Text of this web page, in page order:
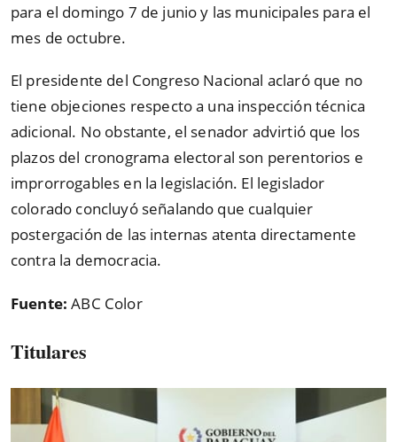
para el domingo 7 de junio y las municipales para el
mes de octubre.
El presidente del Congreso Nacional aclaró que no
tiene objeciones respecto a una inspección técnica
adicional. No obstante, el senador advirtió que los
plazos del cronograma electoral son perentorios e
improrrogables en la legislación. El legislador
colorado concluyó señalando que cualquier
postergación de las internas atenta directamente
contra la democracia.
Fuente:ABC Color
Titulares